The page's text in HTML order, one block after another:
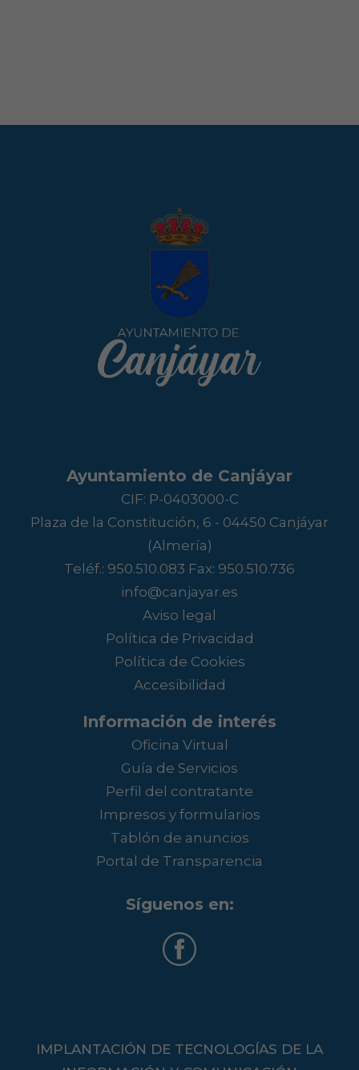
Ayuntamiento de Canjáyar
CIF: P-0403000-C
Plaza de la Constitución, 6 - 04450 Canjáyar
(Almería)
Teléf.: 950.510.083 Fax: 950.510.736
info@canjayar.es
Aviso legal
Política de Privacidad
Política de Cookies
Accesibilidad
Información de interés
Oficina Virtual
Guía de Servicios
Perfil del contratante
Impresos y formularios
Tablón de anuncios
Portal de Transparencia
Síguenos en:
IMPLANTACIÓN DE TECNOLOGÍAS DE LA